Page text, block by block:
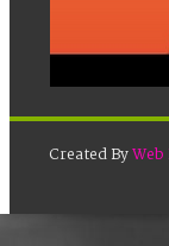
Created ByWeb